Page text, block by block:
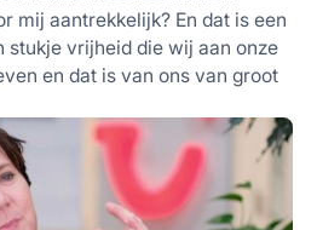
mij aantrekkelijk? En dat is een
stukje vrijheid die wij aan onze
en dat is van ons van groot